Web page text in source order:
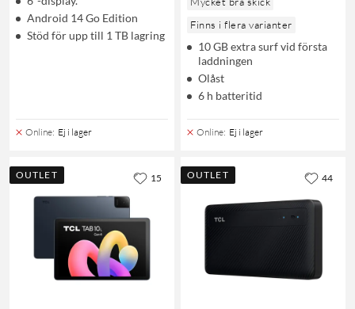
Android 14 Go Edition
Stöd för upp till 1 TB lagring
Online: Ej i lager
Finns i flera varianter
10 GB extra surf vid första
laddningen
Olåst
6 h batteritid
Online: Ej i lager
OUTLET 15 OUTLET 44